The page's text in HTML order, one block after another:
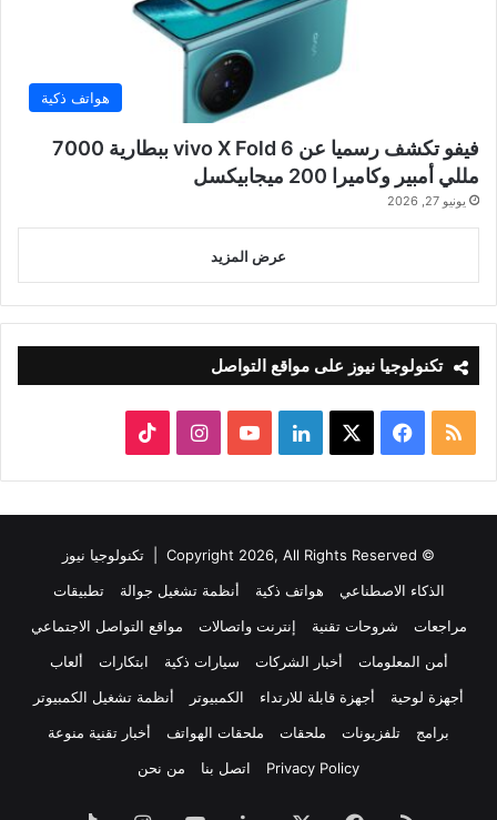
هواتف ذكية
فيفو تكشف رسميا عن vivo X Fold 6 ببطارية 7000
مللي أمبير وكاميرا 200 ميجابيكسل
يونيو 27, 2026
عرض المزيد
تكنولوجيا نيوز على مواقع التواصل
ملخص
الموقع
RSS
فيسبوك لينكدإن‫YouTubeانستقرام
© Copyright 2026, All Rights Reserved |
تكنولوجيا نيوز
الذكاء الاصطناعي
هواتف ذكية أنظمة تشغيل جوالة
تطبيقات
مراجعات
شروحات تقنية إنترنت واتصالات
مواقع التواصل الاجتماعي
أمن المعلومات
أخبار الشركات سيارات ذكية ابتكارات
ألعاب
أجهزة لوحية
أجهزة قابلة للارتداء الكمبيوتر
أنظمة تشغيل الكمبيوتر
برامج
تلفزيونات ملحقات ملحقات الهواتف
أخبار تقنية منوعة
Privacy Policy
اتصل بنا من نحن